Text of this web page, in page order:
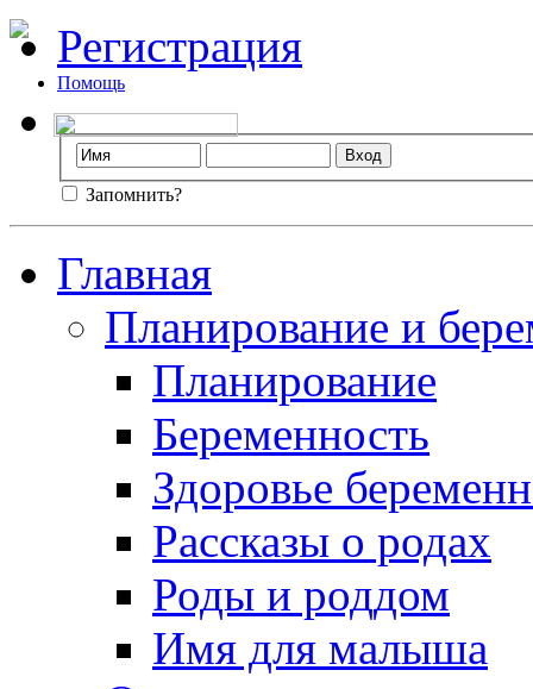
Регистрация
Помощь
Запомнить?
Главная
Планирование и
Планирование
Беременность
Здоровье
Рассказы о родах
Роды и роддом
Имя для малыша